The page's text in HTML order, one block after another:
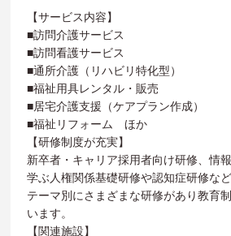
【サービス内容】
■訪問介護サービス
■訪問看護サービス
■通所介護（リハビリ特化型）
■福祉用具レンタル・販売
■居宅介護支援（ケアプラン作成）
■福祉リフォーム ほか
【研修制度が充実】
新卒者・キャリア採用者向け研修、情
学ぶ人権関係基礎研修や認知症研修な
テーマ別にさまざまな研修があり教育
います。
【関連施設】